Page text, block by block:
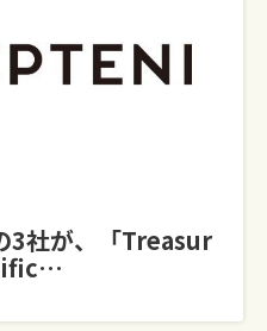
3社が、「Treasur